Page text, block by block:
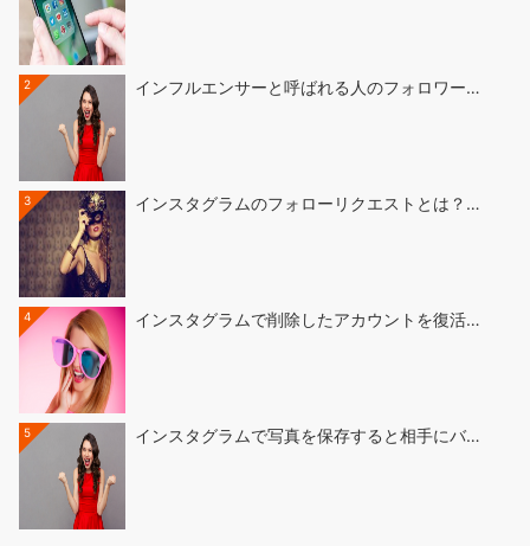
2 インフルエンサーと呼ばれる人のフォロワー…
3 インスタグラムのフォローリクエストとは？…
4 インスタグラムで削除したアカウントを復活…
5 インスタグラムで写真を保存すると相手にバ…